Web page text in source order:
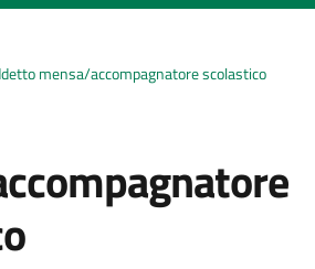
mensa/accompagnatore scolastico